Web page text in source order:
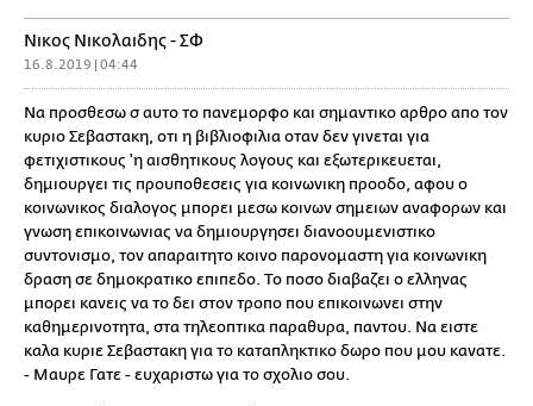
Νικος Νικολαιδης - ΣΦ
16.8.2019 | 04:44
Να προσθεσω σ αυτο το πανεμορφο και σημαντικο αρθρο απο τον
κυριο Σεβαστακη, οτι η βιβλιοφιλια οταν δεν γινεται για
φετιχιστικους 'η αισθητικους λογους και εξωτερικευεται,
δημιουργει τις προυποθεσεις για κοινωνικη προοδο, αφου ο
κοινωνικος διαλογος μπορει μεσω κοινων σημειων αναφορων και
γνωση επικοινωνιας να δημιουργησει διανοουμενιστικο
συντονισμο, τον απαραιτητο κοινο παρονομαστη για κοινωνικη
δραση σε δημοκρατικο επιπεδο. Το ποσο διαβαζει ο ελληνας
μπορει κανεις να το δει στον τροπο που επικοινωνει στην
καθημερινοτητα, στα τηλεοπτικα παραθυρα, παντου. Να ειστε
καλα κυριε Σεβαστακη για το καταπληκτικο δωρο που μου κανατε.
- Μαυρε Γατε - ευχαριστω για το σχολιο σου.